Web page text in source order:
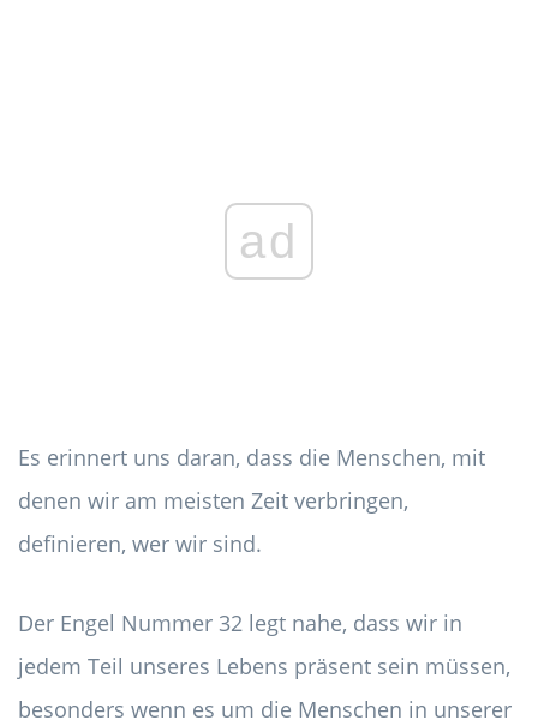
ad
Es erinnert uns daran, dass die Menschen, mit
denen wir am meisten Zeit verbringen,
definieren, wer wir sind.
Der Engel Nummer 32 legt nahe, dass wir in
jedem Teil unseres Lebens präsent sein müssen,
besonders wenn es um die Menschen in unserer